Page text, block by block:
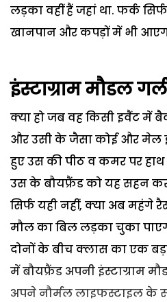
लड़का वहीं हैं जहां था. फर्क
खानपान और कपड़ों में भी
इंस्टाग्राम मौडल
क्या हो जब वह किसी इवैंट में
और उसी के जैसा कोई और मेल
हुए उस की पीठ व कमर पर
उस के बौयफ्रैंड को यह सहन
सिर्फ यही नहीं, क्या अब महंगे
मौल का बिल लड़का चुका
दोनों के बीच क्लास का एक
में बौयफ्रैंड अपनी इंस्टाग्राम
अपने नौर्मल लाइफस्टाइल के